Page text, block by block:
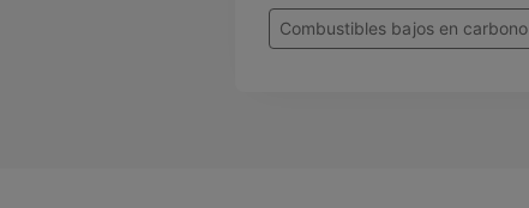
Combustibles bajos en carbono